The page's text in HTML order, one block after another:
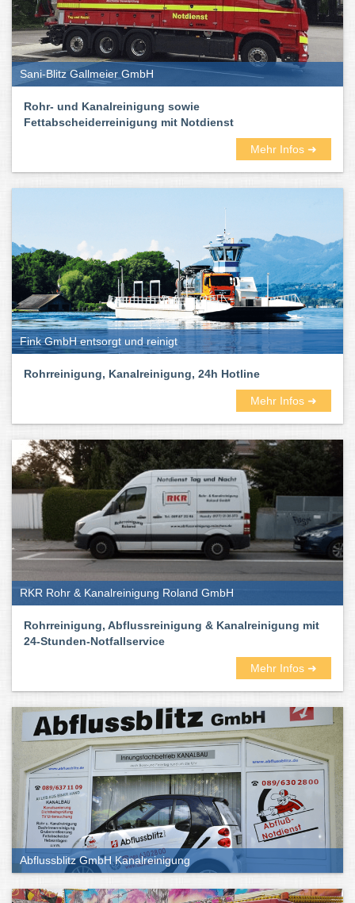
Sani-Blitz Gallmeier GmbH
Rohr- und Kanalreinigung sowie
Fettabscheiderreinigung mit Notdienst
Mehr Infos ➜
Fink GmbH entsorgt und reinigt
Rohrreinigung, Kanalreinigung, 24h Hotline
Mehr Infos ➜
RKR Rohr & Kanalreinigung Roland GmbH
Rohrreinigung, Abflussreinigung & Kanalreinigung mit
24-Stunden-Notfallservice
Mehr Infos ➜
Abflussblitz GmbH Kanalreinigung